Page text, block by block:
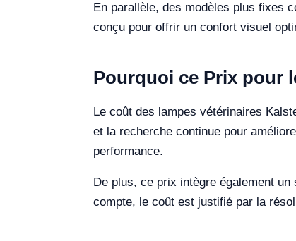
En parallèle, des modèles plus fixes
conçu pour offrir un confort visuel
Pourquoi ce Prix pour
Le coût des lampes vétérinaires
et la recherche continue pour
performance.
De plus, ce prix intègre également
compte, le coût est justifié par la